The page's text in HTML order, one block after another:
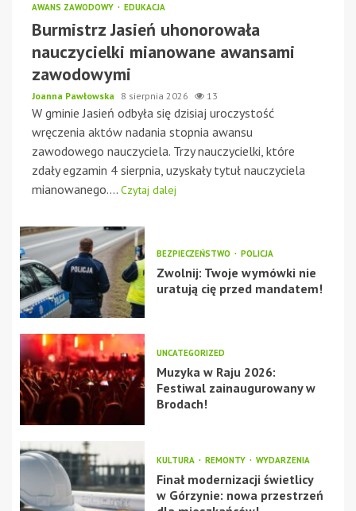
AWANS ZAWODOWY EDUKACJA
Burmistrz Jasień uhonorowała
nauczycielki mianowane awansami
zawodowymi
Joanna Pawłowska 8 sierpnia 2026 13
W gminie Jasień odbyła się dzisiaj uroczystość
wręczenia aktów nadania stopnia awansu
zawodowego nauczyciela. Trzy nauczycielki, które
zdały egzamin 4 sierpnia, uzyskały tytuł nauczyciela
mianowanego.... Czytaj dalej
BEZPIECZEŃSTWO POLICJA
Zwolnij: Twoje wymówki nie
uratują cię przed mandatem!
UNCATEGORIZED
Muzyka w Raju 2026:
Festiwal zainaugurowany w
Brodach!
KULTURA REMONTY WYDARZENIA
Finał modernizacji świetlicy
w Górzynie: nowa przestrzeń